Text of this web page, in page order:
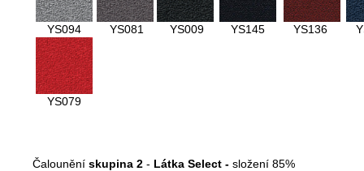
YS094 YS081 YS009 YS145 YS136
YS079
Čalounění skupina 2 - Látka Select - složení 85%